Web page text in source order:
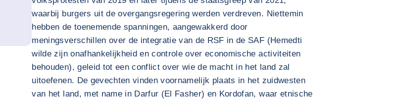
waarbij burgers uit de overgangsregering werden verdreven. Niettemin
hebben de toenemende spanningen, aangewakkerd door
meningsverschillen over de integratie van de RSF in de SAF (Hemedti
wilde zijn onafhankelijkheid en controle over economische activiteiten
behouden), geleid tot een conflict over wie de macht in het land zal
uitoefenen. De gevechten vinden voornamelijk plaats in het zuidwesten
van het land, met name in Darfur (El Fasher) en Kordofan, waar etnische